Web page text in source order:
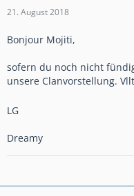
21. August 2018
Bonjour Mojiti,
sofern du noch nicht
unsere Clanvorstellung.
LG
Dreamy
Götterorden #2CPJ8909|